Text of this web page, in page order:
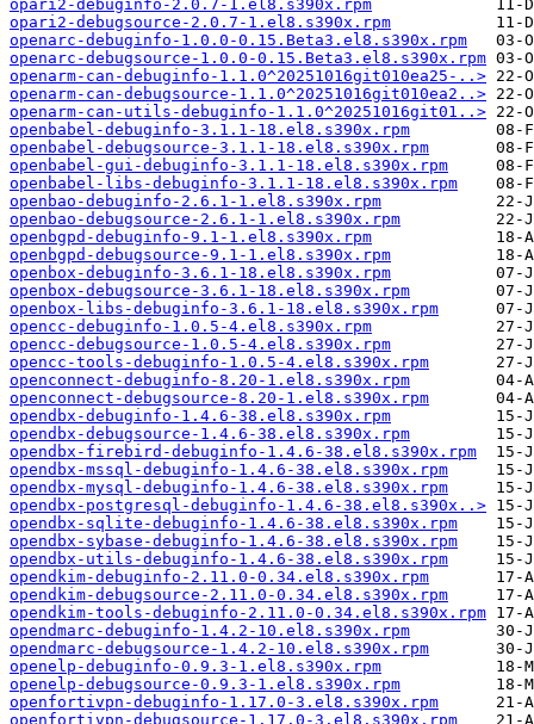
opari2-debuginfo-2.0.7-1.el8.s390x.rpm
opari2-debugsource-2.0.7-1.el8.s390x.rpm
openarc-debuginfo-1.0.0-0.15.Beta3.el8.s390x.rpm
openarc-debugsource-1.0.0-0.15.Beta3.el8.s390x.rpm
openarm-can-debuginfo-1.1.0^20251016git010ea25-..>
openarm-can-debugsource-1.1.0^20251016git010ea2..>
openarm-can-utils-debuginfo-1.1.0^20251016git01..>
openbabel-debuginfo-3.1.1-18.el8.s390x.rpm
openbabel-debugsource-3.1.1-18.el8.s390x.rpm
openbabel-gui-debuginfo-3.1.1-18.el8.s390x.rpm
openbabel-libs-debuginfo-3.1.1-18.el8.s390x.rpm
openbao-debuginfo-2.6.1-1.el8.s390x.rpm
openbao-debugsource-2.6.1-1.el8.s390x.rpm
openbgpd-debuginfo-9.1-1.el8.s390x.rpm
openbgpd-debugsource-9.1-1.el8.s390x.rpm
openbox-debuginfo-3.6.1-18.el8.s390x.rpm
openbox-debugsource-3.6.1-18.el8.s390x.rpm
openbox-libs-debuginfo-3.6.1-18.el8.s390x.rpm
opencc-debuginfo-1.0.5-4.el8.s390x.rpm
opencc-debugsource-1.0.5-4.el8.s390x.rpm
opencc-tools-debuginfo-1.0.5-4.el8.s390x.rpm
openconnect-debuginfo-8.20-1.el8.s390x.rpm
openconnect-debugsource-8.20-1.el8.s390x.rpm
opendbx-debuginfo-1.4.6-38.el8.s390x.rpm
opendbx-debugsource-1.4.6-38.el8.s390x.rpm
opendbx-firebird-debuginfo-1.4.6-38.el8.s390x.rpm
opendbx-mssql-debuginfo-1.4.6-38.el8.s390x.rpm
opendbx-mysql-debuginfo-1.4.6-38.el8.s390x.rpm
opendbx-postgresql-debuginfo-1.4.6-38.el8.s390x..>
opendbx-sqlite-debuginfo-1.4.6-38.el8.s390x.rpm
opendbx-sybase-debuginfo-1.4.6-38.el8.s390x.rpm
opendbx-utils-debuginfo-1.4.6-38.el8.s390x.rpm
opendkim-debuginfo-2.11.0-0.34.el8.s390x.rpm
opendkim-debugsource-2.11.0-0.34.el8.s390x.rpm
opendkim-tools-debuginfo-2.11.0-0.34.el8.s390x.rpm
opendmarc-debuginfo-1.4.2-10.el8.s390x.rpm
opendmarc-debugsource-1.4.2-10.el8.s390x.rpm
openelp-debuginfo-0.9.3-1.el8.s390x.rpm
openelp-debugsource-0.9.3-1.el8.s390x.rpm
openfortivpn-debuginfo-1.17.0-3.el8.s390x.rpm
openfortivpn-debugsource-1.17.0-3.el8.s390x.rpm